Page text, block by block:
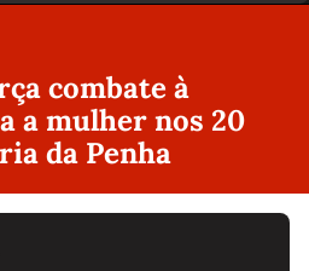
combate à
a mulher nos 20
da Penha